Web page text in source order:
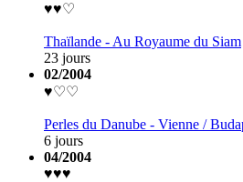
♥♥♡
Thaïlande - Au Royaume du Siam
23 jours
02/2004
♥♡♡
Perles du Danube - Vienne /
6 jours
04/2004
♥♥♥